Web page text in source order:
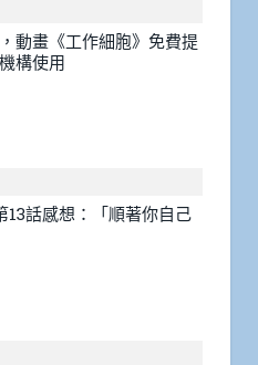
動畫《工作細胞》免費提
構使用
13話感想：「順著你自己